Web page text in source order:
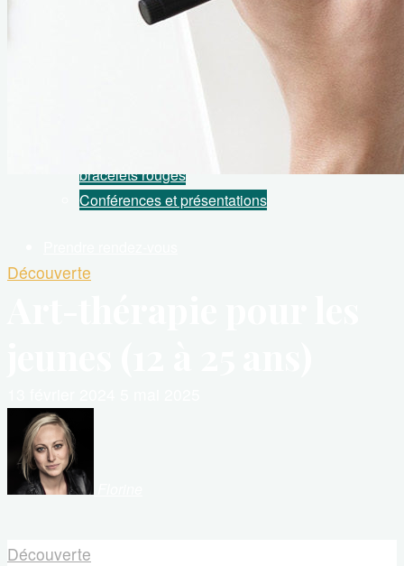
Podcast Capitaine Soleil // Série TV Les
bracelets rouges
Conférences et présentations
Découverte
Découverte